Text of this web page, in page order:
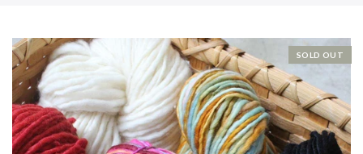
編み物はじめて教室：棒針編
Errata お詫びと訂正
Knitting kit
Patterns & Books
SOLD OUT